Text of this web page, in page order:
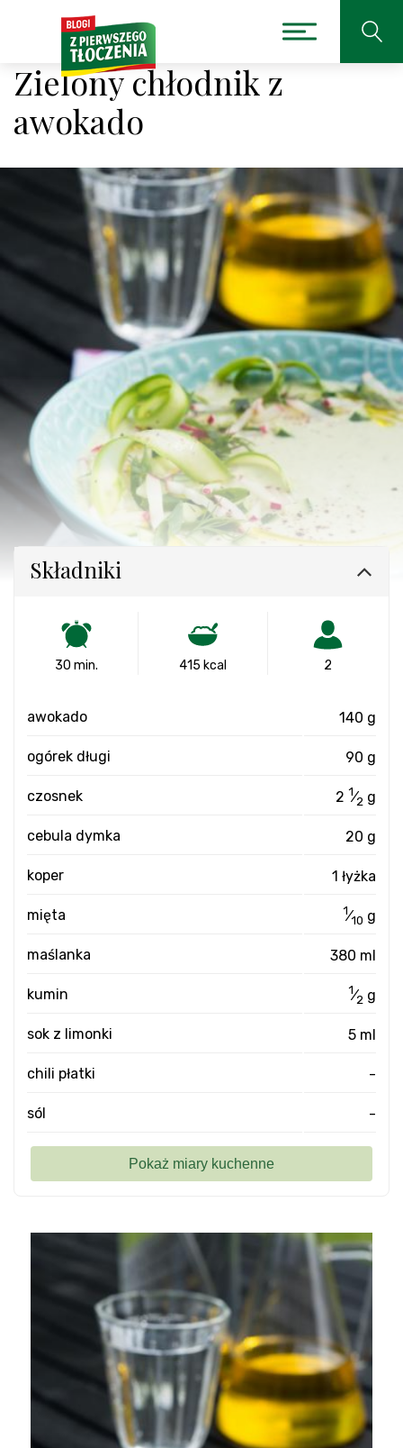
Zielony chłodnik z
awokado
Składniki
30 min. 415 kcal 2
awokado 140 g
ogórek długi 90 g
czosnek 2 1⁄2 g
cebula dymka 20 g
koper 1 łyżka
mięta 1⁄10 g
maślanka 380 ml
kumin 1⁄2 g
sok z limonki 5 ml
chili płatki -
sól -